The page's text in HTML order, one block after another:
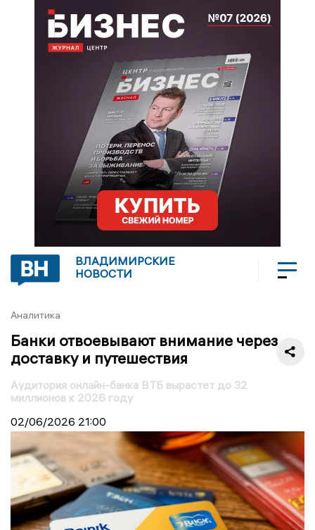
ВЛАДИМИРСКИЕ
НОВОСТИ
Аналитика
Банки отвоевывают внимание через
доставку и путешествия
Аудитория онлайн-банка ВТБ вырастет до 32
миллионов к 2026 году
02/06/2026 21:00